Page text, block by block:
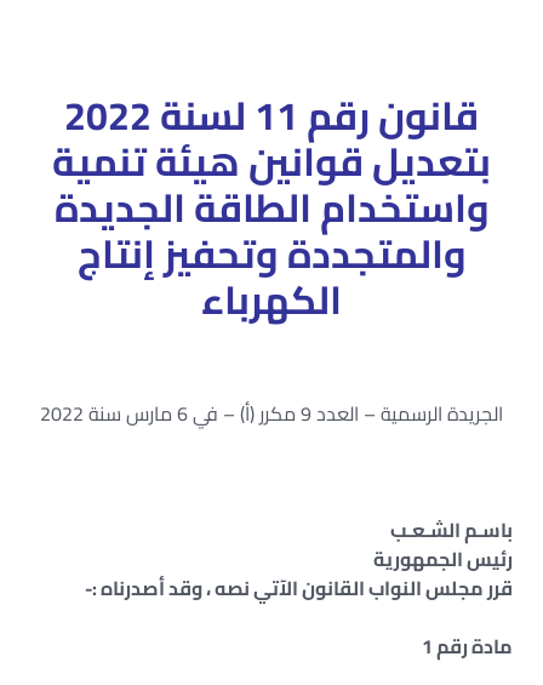
قانون رقم 11 لسنة 2022
بتعديل قوانين هيئة تنمية
واستخدام الطاقة الجديدة
والمتجددة وتحفيز إنتاج
الكهرباء
الجريدة الرسمية – العدد 9 مكرر (أ) – في 6 مارس سنة 2022
باسـم الشـعـب
رئيس الجمهورية
قرر مجلس النواب القانون الآتي نصه ، وقد أصدرناه :-
مادة رقم 1